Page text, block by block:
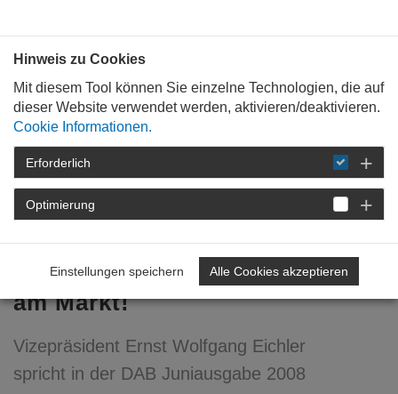
STARTSEITE
DETAIL
Mein Studium? ... Ganz nah
am Markt!
Vizepräsident Ernst Wolfgang Eichler
spricht in der DAB Juniausgabe 2008
Hinweis zu Cookies
Mit diesem Tool können Sie einzelne Technologien, die auf
dieser Website verwendet werden, aktivieren/deaktivieren.
Cookie Informationen.
Erforderlich
Optimierung
Einstellungen speichern Alle Cookies akzeptieren